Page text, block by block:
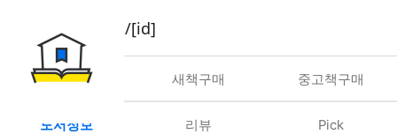
book/rent/[id]
대여 새책구매 중고책구매
도서정보 리뷰 Pick